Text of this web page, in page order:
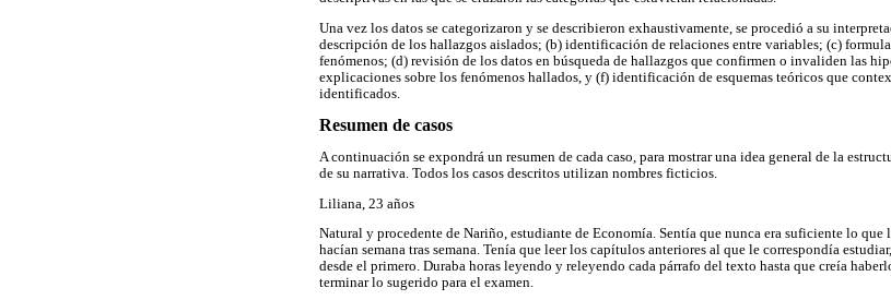
Una vez los datos se categorizaron y se describieron exhaustivamente, se procedió a su
descripción de los hallazgos aislados; (b) identificación de relaciones entre variables; (c)
fenómenos; (d) revisión de los datos en búsqueda de hallazgos que confirmen o invaliden las
explicaciones sobre los fenómenos hallados, y (f) identificación de esquemas teóricos que
identificados.
Resumen de casos
A continuación se expondrá un resumen de cada caso, para mostrar una idea general de la
de su narrativa. Todos los casos descritos utilizan nombres ficticios.
Liliana, 23 años
Natural y procedente de Nariño, estudiante de Economía. Sentía que nunca era suficiente lo que
hacían semana tras semana. Tenía que leer los capítulos anteriores al que le correspondía
desde el primero. Duraba horas leyendo y releyendo cada párrafo del texto hasta que creía
terminar lo sugerido para el examen.